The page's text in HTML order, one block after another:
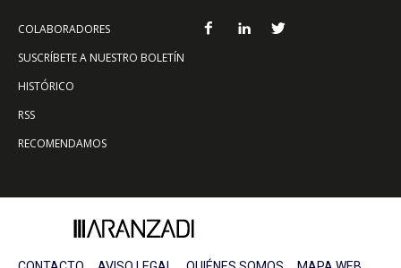
COLABORADORES
SUSCRÍBETE A NUESTRO BOLETÍN
HISTÓRICO
RSS
RECOMENDAMOS